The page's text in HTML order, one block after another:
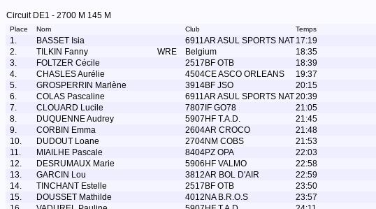
Circuit DE1 - 2700 M 145 M
Place Nom Club Temps
1. BASSET Isia 6911AR ASUL SPORTS NAT 17:19
2.
TILKIN Fanny WRE Belgium
18:35
3.
FOLTZER Cécile 2517BF OTB
18:39
4.
CHASLES Aurélie 4504CE ASCO ORLEANS
19:37
5.
GROSPERRIN Marlène 3914BF JSO
20:15
6.
COLAS Pascaline 6911AR ASUL SPORTS NAT20:39
7.
CLOUARD Lucile 7807IF GO78
21:05
8.
DUQUENNE Audrey 5907HF T.A.D.
21:45
9.
CORBIN Emma 2604AR CROCO
21:48
10.
DUDOUT Loane 2704NM COBS
21:53
11.
MIAILHE Pascale 8404PZ OPA
22:03
12.
DESRUMAUX Marie 5906HF VALMO
22:58
13.
GARCIN Lou 3812AR BOL D'AIR
22:59
14.
TINCHANT Estelle 2517BF OTB
23:50
15.
DOUSSET Mathilde 4012NA B.R.O.S
23:57